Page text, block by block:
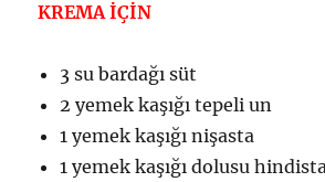
KREMA İÇİN
3 su bardağı süt
2 yemek kaşığı tepeli un
1 yemek kaşığı nişasta
1 yemek kaşığı dolusu